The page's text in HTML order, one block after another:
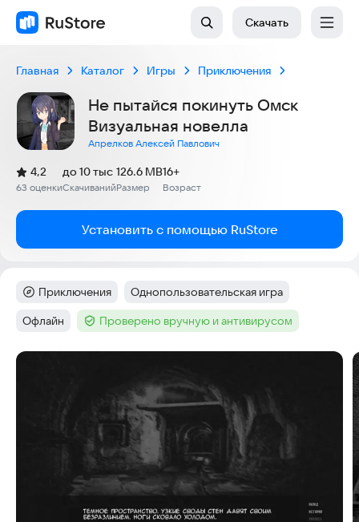
Скачать
Главная Каталог Игры Приключения
Не пытайся покинуть Омск
Визуальная новелла
Апрелков Алексей Павлович
Рейтинг:
4,2
(
63 оценки
)
Скачиваний
до 10 тыс
Размер
126.6 MB
Возраст
16+
Установить с помощью RuStore
Категория:
Приключения Тег:
Однопользовательская игра
Тег:
Офлайн Тег :Проверено вручную и антивирусом
Скриншоты